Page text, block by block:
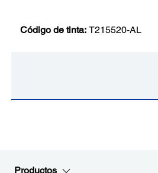
Código de tinta: T215520-AL
Productos